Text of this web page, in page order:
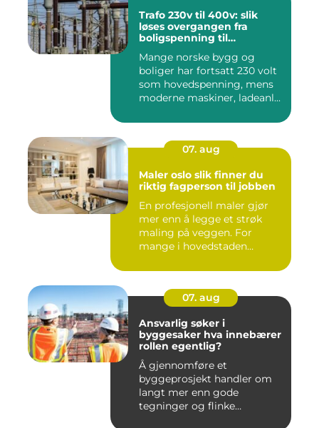
Trafo 230v til 400v: slik
løses overgangen fra
boligspenning til
Mange norske bygg og
boliger har fortsatt 230 volt
som hovedspenning, mens
moderne maskiner, ladeanl...
07. aug
Maler oslo slik finner du
riktig fagperson til jobben
En profesjonell maler gjør
mer enn å legge et strøk
maling på veggen. For
mange i hovedstaden
07. aug
Ansvarlig søker i
byggesaker hva innebærer
rollen egentlig?
Å gjennomføre et
byggeprosjekt handler om
langt mer enn gode
tegninger og flinke